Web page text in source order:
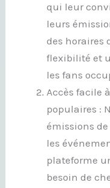
qui leur
leurs
des horaires
flexibilité et
les fans
Accès facile
populaires :
émissions
les
plateforme
besoin de